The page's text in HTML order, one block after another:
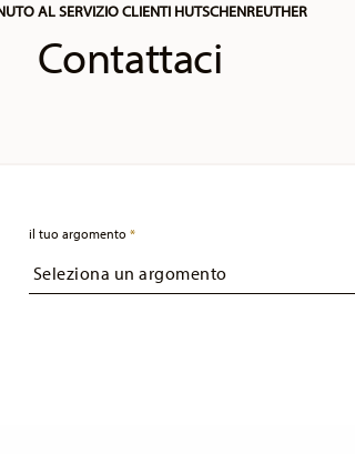
AL SERVIZIO CLIENTI HUTSCHENREUTHER
Contattaci
il tuo argomento